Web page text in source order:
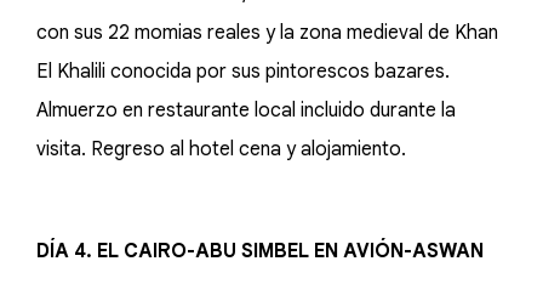
con sus 22 momias reales y la zona medieval de Khan
El Khalili conocida por sus pintorescos bazares.
Almuerzo en restaurante local incluido durante la
visita. Regreso al hotel cena y alojamiento.
DÍA 4. EL CAIRO-ABU SIMBEL EN AVIÓN-ASWAN